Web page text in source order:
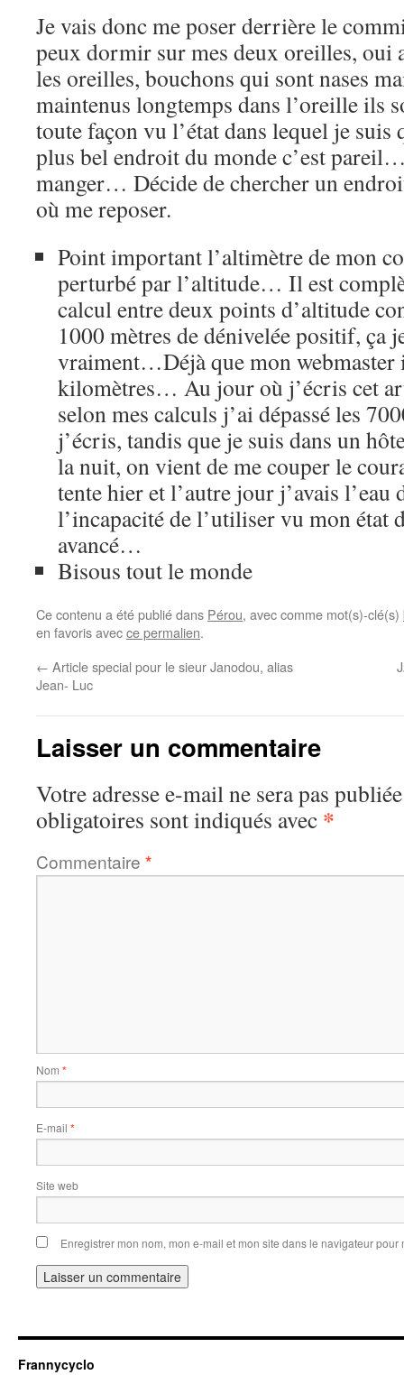
Je vais donc me poser derrière le
peux dormir sur mes deux oreilles, oui
les oreilles, bouchons qui sont nases
maintenus longtemps dans l’oreille ils
toute façon vu l’état dans lequel je suis
plus bel endroit du monde c’est
manger… Décide de chercher un
où me reposer.
Point important l’altimètre de mon
perturbé par l’altitude… Il est
calcul entre deux points d’altitude
1000 mètres de dénivelée positif, ça
vraiment…Déjà que mon webmaster
kilomètres… Au jour où j’écris cet
selon mes calculs j’ai dépassé les
j’écris, tandis que je suis dans un
la nuit, on vient de me couper le
tente hier et l’autre jour j’avais
l’incapacité de l’utiliser vu mon état
avancé…
Bisous tout le monde
Ce contenu a été publié dans Pérou, avec comme mot(s)-clé(s)
en favoris avecce permalien.
← Article special pour le sieur Janodou, alias
Jean- Luc
Laisser un commentaire
Votre adresse e-mail ne sera pas
obligatoires sont indiqués avec *
Commentaire *
Nom *
E-mail *
Site web
Enregistrer mon nom, mon e-mail et mon site dans le navigateur
Frannycyclo